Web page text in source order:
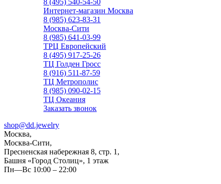
8 (495) 540-54-50
Интернет-магазин Москва
8 (985) 623-83-31
Москва-Сити
8 (985) 641-03-99
ТРЦ Европейский
8 (495) 917-25-26
ТЦ Голден Гросс
8 (916) 511-87-59
ТЦ Метрополис
8 (985) 090-02-15
ТЦ Океания
Заказать звонок
shop@dd.jewelry
Москва,
Москва-Сити,
Пресненская набережная 8, стр. 1,
Башня «Город Столиц», 1 этаж
Пн—Вс 10:00 – 22:00